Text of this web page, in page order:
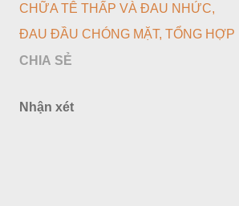
CHỮA TÊ THẤP VÀ ĐAU NHỨC
ĐAU ĐẦU CHÓNG MẶT TỔNG HỢP
CHIA SẺ
Nhận xét